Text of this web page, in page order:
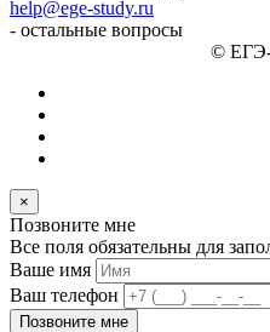
help@ege-study.ru
- остальные вопросы
©
×
Позвоните мне
Все поля обязательны для
Ваше имя
Ваш телефон
Позвоните мне